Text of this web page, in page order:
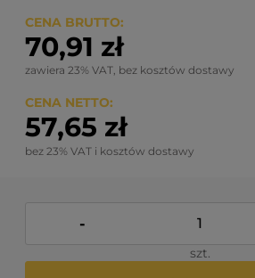
CENA BRUTTO:
70,91 zł
zawiera 23% VAT, bez kosztów dostawy
CENA NETTO:
57,65 zł
bez 23% VAT i kosztów dostawy
-
szt.